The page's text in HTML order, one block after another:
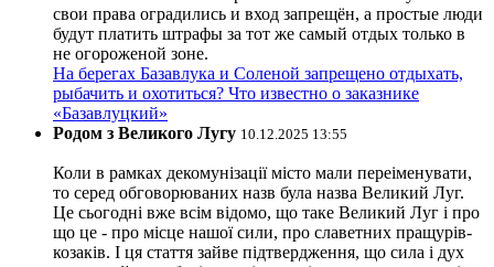
свои права оградились и вход запрещён, а простые люди
будут платить штрафы за тот же самый отдых только в
не огороженой зоне.
На берегах Базавлука и Соленой запрещено отдыхать,
рыбачить и охотиться? Что известно о заказнике
«Базавлуцкий»
Родом з Великого Лугу 10.12.2025 13:55
Коли в рамках декомунізації місто мали переіменувати,
то серед обговорюваних назв була назва Великий Луг.
Це сьогодні вже всім відомо, що таке Великий Луг і про
що це - про місце нашої сили, про славетних пращурів-
козаків. І ця стаття зайве підтвердження, що сила і дух